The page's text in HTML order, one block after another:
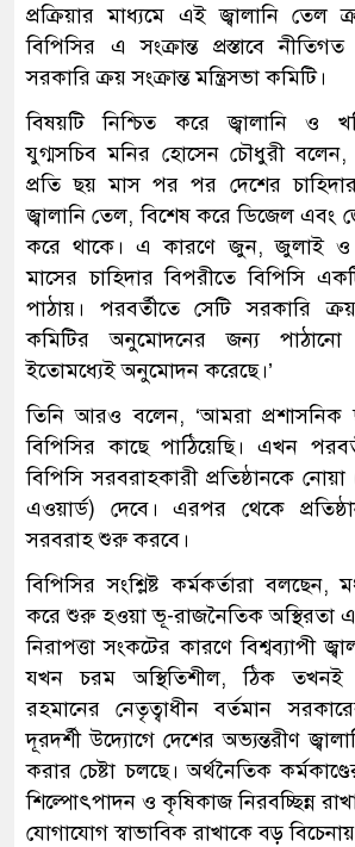
প্রক্রিয়ার মাধ্যমে এই জ্বালানি তেল
বিপিসির এ সংক্রান্ত প্রস্তাবে
সরকারি ক্রয় সংক্রান্ত মন্ত্রিসভা কমিটি।
বিষয়টি নিশ্চিত করে জ্বালানি ও
যুগ্মসচিব মনির হোসেন চৌধুরী বলেন,
প্রতি ছয় মাস পর পর দেশের
জ্বালানি তেল, বিশেষ করে ডিজেল
করে থাকে। এ কারণে জুন, জুলাই
মাসের চাহিদার বিপরীতে বিপিসি একটি
পাঠায়। পরবর্তীতে সেটি সরকারি ক্রয়
কমিটির অনুমোদনের জন্য
ইতোমধ্যেই অনুমোদন করেছে।’
তিনি আরও বলেন, ‘আমরা প্রশাসনিক
বিপিসির কাছে পাঠিয়েছি। এখন
বিপিসি সরবরাহকারী প্রতিষ্ঠানকে
এওয়ার্ড) দেবে। এরপর থেকে
সরবরাহ শুরু করবে।
বিপিসির সংশ্লিষ্ট কর্মকর্তারা বলছেন,
করে শুরু হওয়া ভূ-রাজনৈতিক অস্থিরতা
নিরাপত্তা সংকটের কারণে বিশ্বব্যাপী
যখন চরম অস্থিতিশীল, ঠিক তখনই
রহমানের নেতৃত্বাধীন বর্তমান
দূরদর্শী উদ্যোগে দেশের অভ্যন্তরীণ
করার চেষ্টা চলছে। অর্থনৈতিক
শিল্পোৎপাদন ও কৃষিকাজ নিরবচ্ছিন্ন
যোগাযোগ স্বাভাবিক রাখাকে বড়